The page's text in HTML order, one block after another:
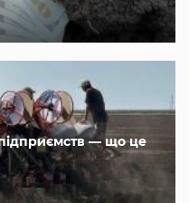
підприємств — що це